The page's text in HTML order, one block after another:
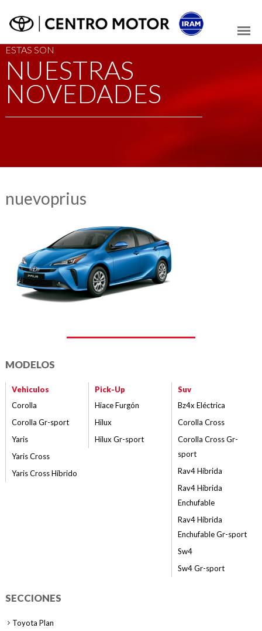
ESTAS SON
NUESTRAS
NOVEDADES
nuevoprius
MODELOS
Vehiculos
Corolla
Corolla Gr-sport
Yaris
Yaris Cross
Yaris Cross Híbrido
Pick-Up
Hiace Furgón
Hilux
Hilux Gr-sport
Suv
Bz4x Eléctrica
Corolla Cross
Corolla Cross Gr-
sport
Rav4 Híbrida
Rav4 Híbrida
Enchufable
Rav4 Híbrida
Enchufable Gr-sport
Sw4
Sw4 Gr-sport
SECCIONES
Toyota Plan